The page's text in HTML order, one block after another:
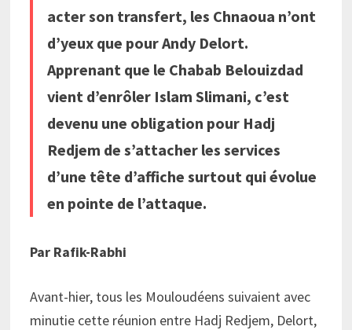
acter son transfert, les Chnaoua n’ont
d’yeux que pour Andy Delort.
Apprenant que le Chabab Belouizdad
vient d’enrôler Islam Slimani, c’est
devenu une obligation pour Hadj
Redjem de s’attacher les services
d’une tête d’affiche surtout qui évolue
en pointe de l’attaque.
Par Rafik-Rabhi
Avant-hier, tous les Mouloudéens suivaient avec
minutie cette réunion entre Hadj Redjem, Delort,